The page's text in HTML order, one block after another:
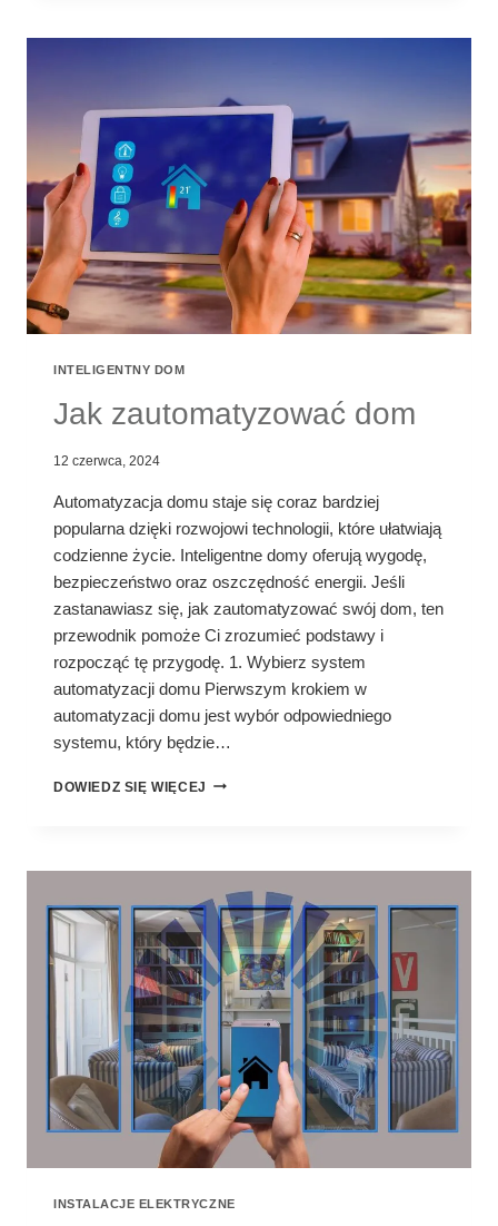
DOMU?
INTELIGENTNY DOM
Jak zautomatyzować dom
12 czerwca, 2024
Automatyzacja domu staje się coraz bardziej
popularna dzięki rozwojowi technologii, które ułatwiają
codzienne życie. Inteligentne domy oferują wygodę,
bezpieczeństwo oraz oszczędność energii. Jeśli
zastanawiasz się, jak zautomatyzować swój dom, ten
przewodnik pomoże Ci zrozumieć podstawy i
rozpocząć tę przygodę. 1. Wybierz system
automatyzacji domu Pierwszym krokiem w
automatyzacji domu jest wybór odpowiedniego
systemu, który będzie…
DOWIEDZ SIĘ WIĘCEJ JAK
INSTALACJE ELEKTRYCZNE